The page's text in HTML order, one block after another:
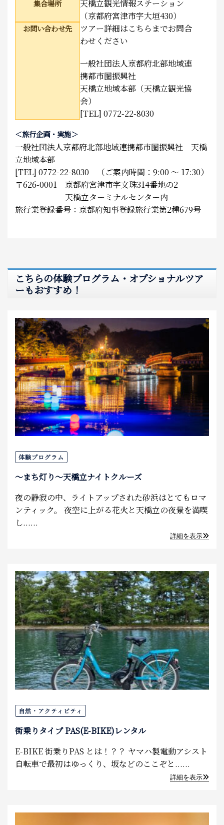
集合場所
天橋立観光情報ステーション
（京都府宮津市字大垣430）
お問い合わせ先
ツアー詳細はこちらまでお問合
わせください
一般社団法人京都府北部地域連
携都市圏振興社
天橋立地域本部（天橋立観光協
会）
[TEL] 0772-22-8030
＜旅行企画・実施＞
一般社団法人京都府北部地域連携都市圏振興社 天橋
立地域本部
[TEL] 0772-22-8030 （ご案内時間：9:00 ～ 17:30）
〒626-0001 京都府宮津市字文珠314番地の2
天橋立ターミナルセンター内
旅行業登録番号：京都府知事登録旅行業第2種679号
こちらの体験プログラム・オプショナルツア
ーもおすすめ！
体験プログラム
～まち灯り～天橋立ナイトクルーズ
夜の静寂の中、ライトアップされた砂浜はとてもロマ
ンティック。 夜空に上がる花火と天橋立の夜景を満喫
し......
詳細を表示
自然・アクティビティ
街乗りタイプ PAS(E-BIKE)レンタル
E-BIKE 街乗りPAS とは！？？ ヤマハ製電動アシスト
自転車で最初はゆっくり、坂などのここぞと......
詳細を表示